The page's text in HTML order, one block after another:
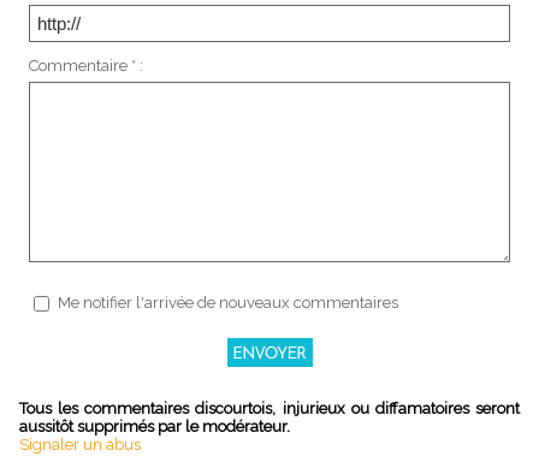
Commentaire * :
Me notifier l'arrivée de nouveaux commentaires
Tous les commentaires discourtois, injurieux ou diffamatoires seront
aussitôt supprimés par le modérateur.
Signaler un abus